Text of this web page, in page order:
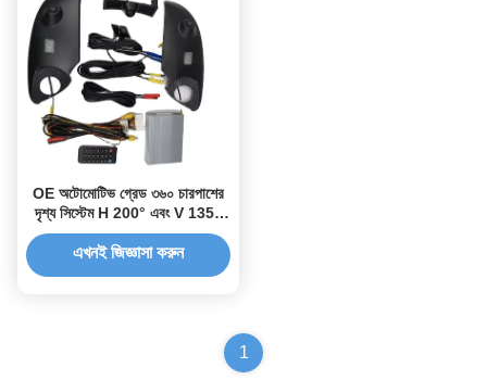
OE অটোমোটিভ গ্রেড ৩৬০ চারপাশের
দৃশ্য সিস্টেম H 200° এবং V 135°
FOV গ্রাহকের প্রয়োজনীয়তার জন্য
এখনই জিজ্ঞাসা করুন
1